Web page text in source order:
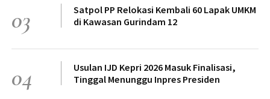
03
Satpol PP Relokasi Kembali 60 Lapak UMKM
di Kawasan Gurindam 12
04
Usulan IJD Kepri 2026 Masuk Finalisasi,
Tinggal Menunggu Inpres Presiden